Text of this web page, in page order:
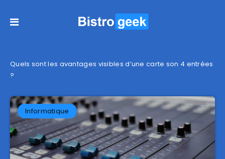
Quels sont les avantages visibles d’une carte son 4 entrées
?
Informatique